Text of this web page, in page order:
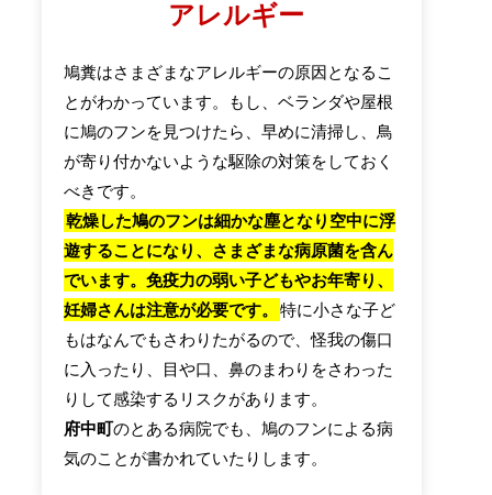
アレルギー
鳩糞はさまざまなアレルギーの原因となるこ
とがわかっています。もし、ベランダや屋根
に鳩のフンを見つけたら、早めに清掃し、鳥
が寄り付かないような駆除の対策をしておく
べきです。
乾燥した鳩のフンは細かな塵となり空中に浮
遊することになり、さまざまな病原菌を含ん
でいます。免疫力の弱い子どもやお年寄り、
妊婦さんは注意が必要です。
特に小さな子ど
もはなんでもさわりたがるので、怪我の傷口
に入ったり、目や口、鼻のまわりをさわった
りして感染するリスクがあります。
府中町のとある病院でも、鳩のフンによる病
気のことが書かれていたりします。